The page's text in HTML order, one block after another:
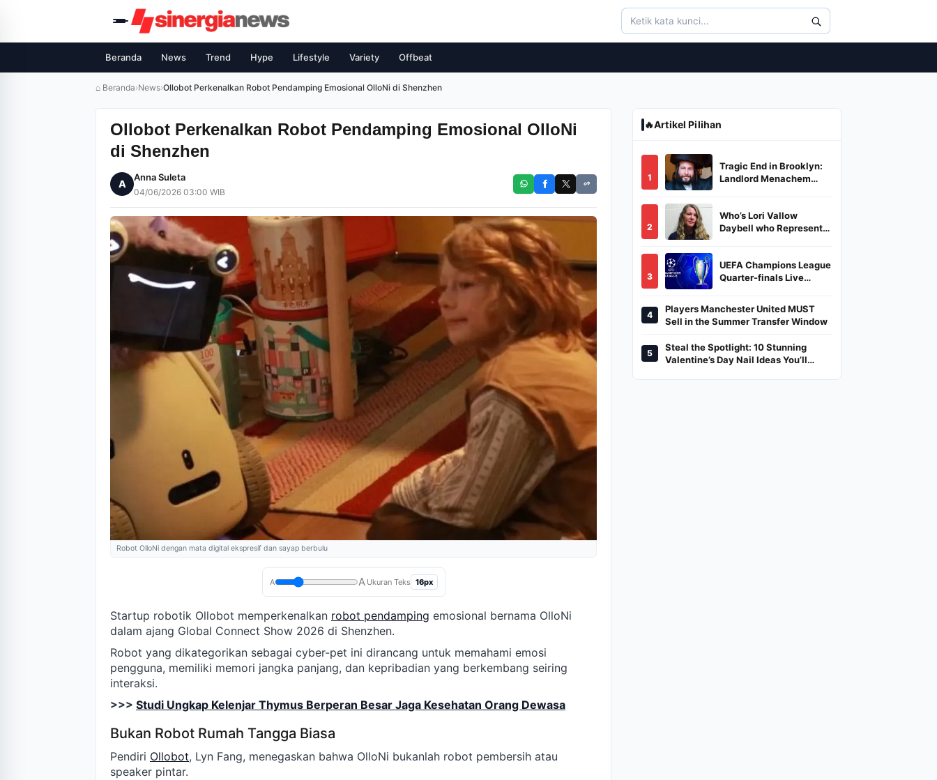
Beranda News Trend Hype Lifestyle Variety Offbeat
⌂ Beranda›News›Ollobot Perkenalkan Robot Pendamping Emosional OlloNi di Shenzhen
Ollobot Perkenalkan Robot Pendamping Emosional OlloNi
di Shenzhen
A
Anna Suleta
04/06/2026 03:00 WIB
Robot OlloNi dengan mata digital ekspresif dan sayap berbulu
A A Ukuran Teks 16px
Startup robotik Ollobot memperkenalkan robot pendamping emosional bernama OlloNi
dalam ajang Global Connect Show 2026 di Shenzhen.
Robot yang dikategorikan sebagai cyber-pet ini dirancang untuk memahami emosi
pengguna, memiliki memori jangka panjang, dan kepribadian yang berkembang seiring
interaksi.
>>> Studi Ungkap Kelenjar Thymus Berperan Besar Jaga Kesehatan Orang Dewasa
Bukan Robot Rumah Tangga Biasa
Pendiri Ollobot, Lyn Fang, menegaskan bahwa OlloNi bukanlah robot pembersih atau
speaker pintar.
🔥Artikel Pilihan
1
Tragic End in Brooklyn:
Landlord Menachem
Burned in a Dumpster
2
Who’s Lori Vallow
Daybell who Represents
3
UEFA Champions League
Quarter-finals Live
And Where To Watch
4
Players Manchester United MUST
Sell in the Summer Transfer Window
5
Steal the Spotlight: 10 Stunning
Valentine’s Day Nail Ideas You’ll